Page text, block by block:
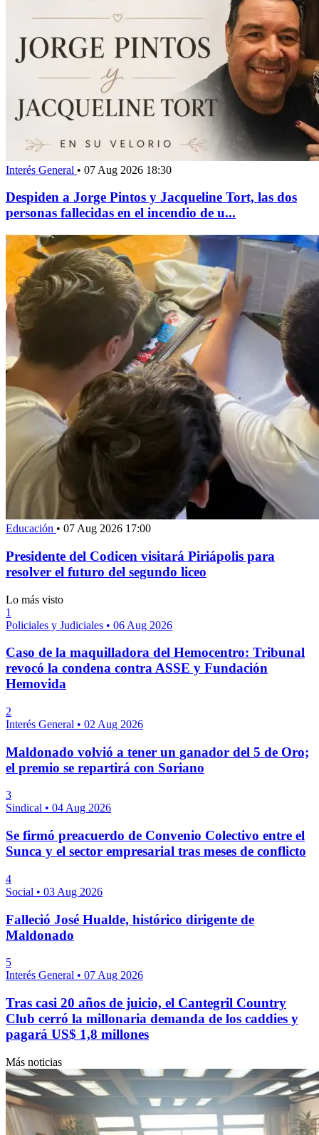
Interés General • 07 Aug 2026 18:30
Despiden a Jorge Pintos y Jacqueline Tort, las dos
personas fallecidas en el incendio de u...
Educación • 07 Aug 2026 17:00
Presidente del Codicen visitará Piriápolis para
resolver el futuro del segundo liceo
Lo más visto
1
Policiales y Judiciales • 06 Aug 2026
Caso de la maquilladora del Hemocentro: Tribunal
revocó la condena contra ASSE y Fundación
Hemovida
2
Interés General • 02 Aug 2026
Maldonado volvió a tener un ganador del 5 de Oro;
el premio se repartirá con Soriano
3
Sindical • 04 Aug 2026
Se firmó preacuerdo de Convenio Colectivo entre el
Sunca y el sector empresarial tras meses de conflicto
4
Social • 03 Aug 2026
Falleció José Hualde, histórico dirigente de
Maldonado
5
Interés General • 07 Aug 2026
Tras casi 20 años de juicio, el Cantegril Country
Club cerró la millonaria demanda de los caddies y
pagará US$ 1,8 millones
Más noticias